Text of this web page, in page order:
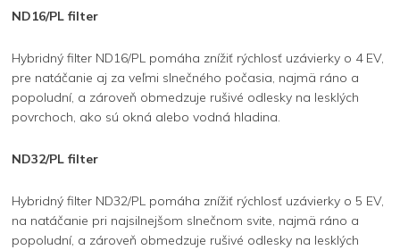
ND16/PL filter
Hybridný filter ND16/PL pomáha znížiť rýchlosť uzávierky o 4 EV,
pre natáčanie aj za veľmi slnečného počasia, najmä ráno a
popoludní, a zároveň obmedzuje rušivé odlesky na lesklých
povrchoch, ako sú okná alebo vodná hladina.
ND32/PL filter
Hybridný filter ND32/PL pomáha znížiť rýchlosť uzávierky o 5 EV,
na natáčanie pri najsilnejšom slnečnom svite, najmä ráno a
popoludní, a zároveň obmedzuje rušivé odlesky na lesklých